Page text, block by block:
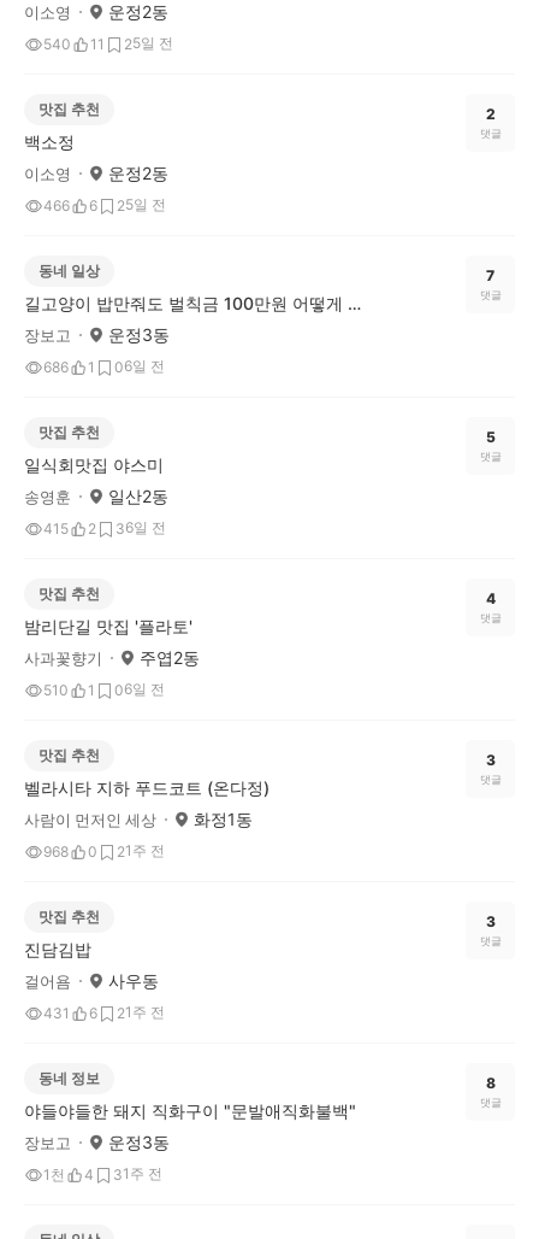
이소영 운정2동
540 11 25일 전
맛집 추천
백소정
이소영 운정2동
466 6 25일 전
2
댓글
동네 일상
길고양이 밥만줘도 벌칙금 100만원 어떻게 생각하세요..
장보고 운정3동
686 1 06일 전
7
댓글
맛집 추천
일식회맛집 야스미
송영훈 일산2동
415 2 36일 전
5
댓글
맛집 추천
밤리단길 맛집 '플라토'
사과꽃향기 주엽2동
510 1 06일 전
4
댓글
맛집 추천
벨라시타 지하 푸드코트 (온다정)
사람이 먼저인 세상 화정1동
968 0 21주 전
3
댓글
맛집 추천
진담김밥
걸어욤 사우동
431 6 21주 전
3
댓글
동네 정보
야들야들한 돼지 직화구이 "문발애직화불백"
장보고 운정3동
1천 4 31주 전
8
댓글